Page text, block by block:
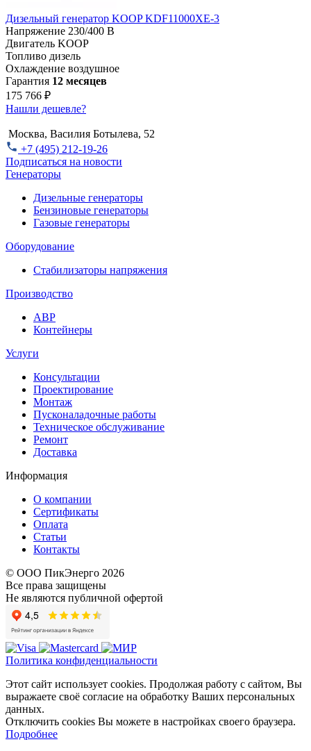
Дизельный генератор KOOP KDF11000XE-3
Напряжение 230/400 В
Двигатель KOOP
Топливо дизель
Охлаждение воздушное
Гарантия 12 месяцев
175 766 ₽
Нашли дешевле?
Москва, Василия Ботылева, 52
+7 (495) 212-19-26
Подписаться на новости
Генераторы
Дизельные генераторы
Бензиновые генераторы
Газовые генераторы
Оборудование
Стабилизаторы напряжения
Производство
АВР
Контейнеры
Услуги
Консультации
Проектирование
Монтаж
Пусконаладочные работы
Техническое обслуживание
Ремонт
Доставка
Информация
О компании
Сертификаты
Оплата
Статьи
Контакты
© ООО ПикЭнерго 2026
Все права защищены
Не являются публичной офертой
Политика конфиденциальности
Этот сайт использует cookies. Продолжая работу с сайтом, Вы
выражаете своё согласие на обработку Ваших персональных
данных.
Отключить cookies Вы можете в настройках своего браузера.
Подробнее